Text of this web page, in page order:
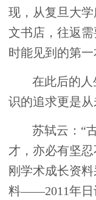
现，从复旦大
文书店，往返
时能见到的第一
在此后的
识的追求更是从
苏轼云：“
才，亦必有坚
刚学术成长资
料——2011年日